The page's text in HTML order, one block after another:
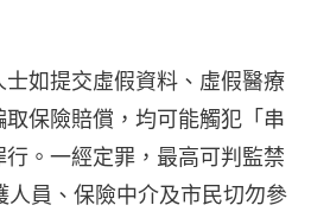
如提交虛假資料、虛假醫療
保險賠償，均可能觸犯「串
。一經定罪，最高可判監禁
人員、保險中介及市民切勿參